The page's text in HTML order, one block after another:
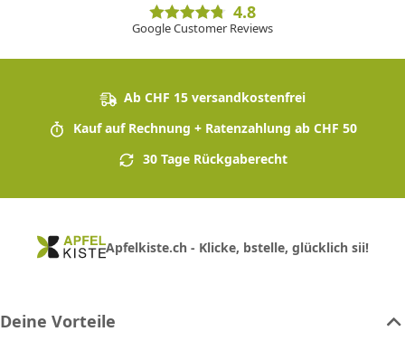
4.8
Google Customer Reviews
Ab CHF 15 versandkostenfrei
Kauf auf Rechnung + Ratenzahlung ab CHF 50
30 Tage Rückgaberecht
Apfelkiste.ch - Klicke, bstelle, glücklich sii!
Deine Vorteile